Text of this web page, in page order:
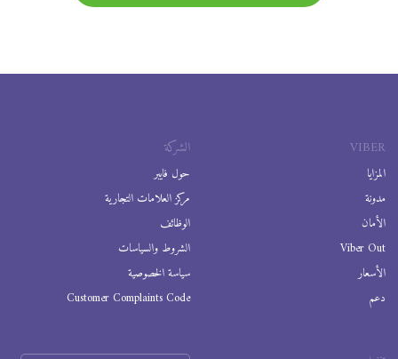
VIBER
المزايا
مدونة
الأمان
Viber Out
الأسعار
دعم
الشركة
حول فايبر
مركز العلامات التجارية
الوظائف
الشروط والسياسات
سياسة الخصوصية
Customer Complaints Code